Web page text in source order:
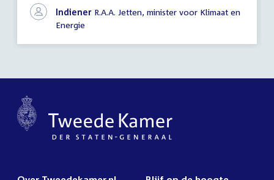
Indiener R.A.A. Jetten, minister voor Klimaat en
Energie